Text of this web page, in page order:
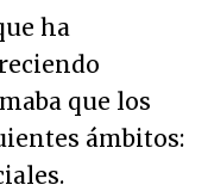
ha
que los
ámbitos: